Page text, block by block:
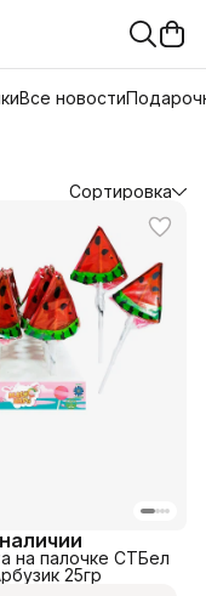
Все новости
Сортировка
на палочке СТБел
25гр